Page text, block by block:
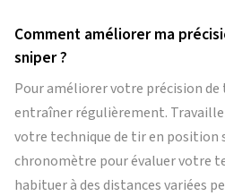
Comment améliorer ma
sniper ?
Pour améliorer votre précision de
entraîner régulièrement.
votre technique de tir en position
chronomètre pour évaluer votre
habituer à des distances variées